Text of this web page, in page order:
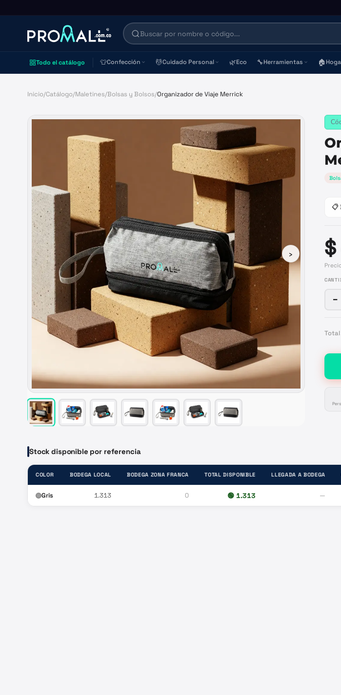
Todo el catálogo 👕Confección 💆Cuidado Personal 🌿Eco 🔧Herramientas 🏠
Inicio/Catálogo/Maletines/Bolsas y Bolsos/Organizador de Viaje Merrick
›
📋
−
Total
Stock disponible por referencia
COLOR BODEGA LOCAL BODEGA ZONA FRANCA TOTAL DISPONIBLE LLEGADA A BODEGA
Gris 1.313 0 🟢 1.313 —